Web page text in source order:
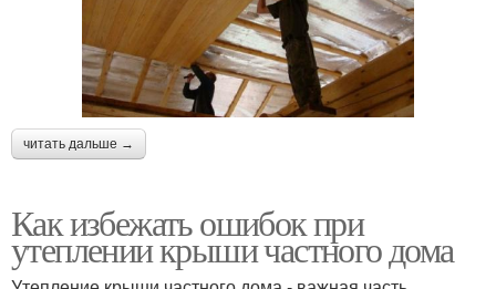
читать дальше →
Как избежать ошибок при
утеплении крыши частного дома